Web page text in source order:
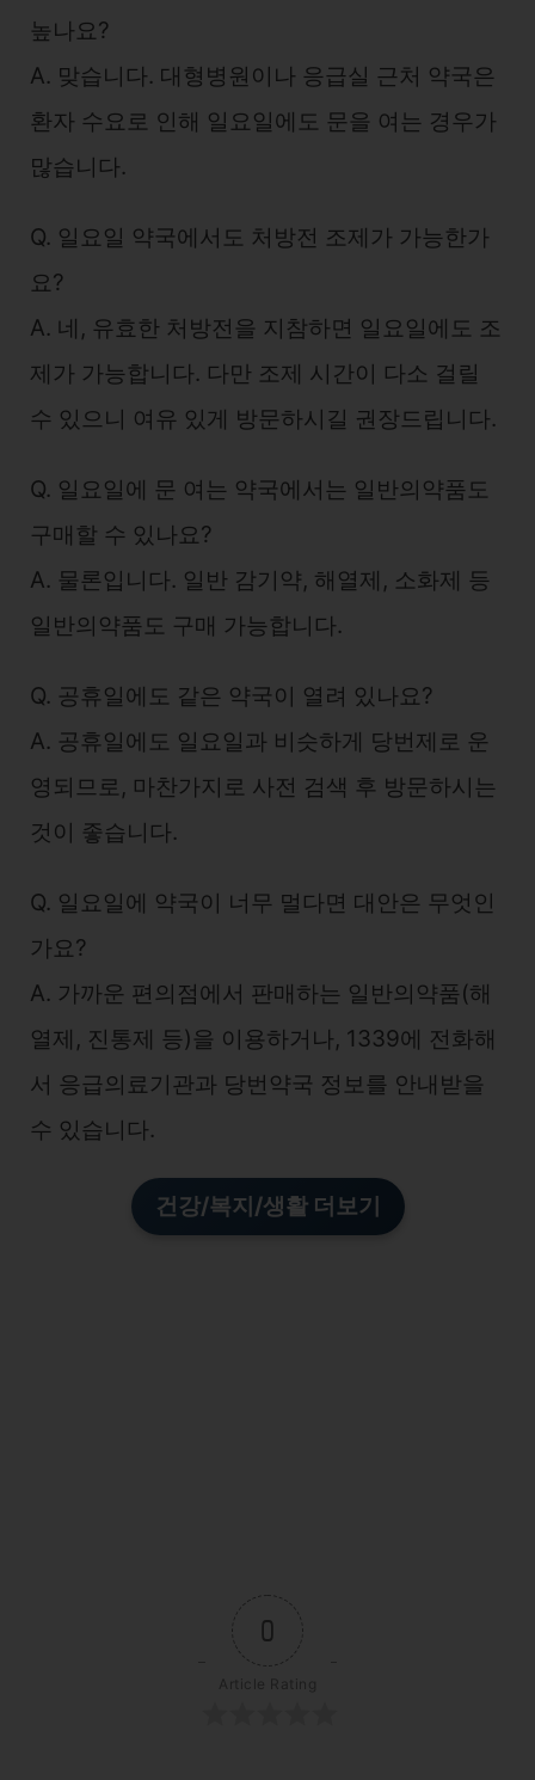
높나요?
A. 맞습니다. 대형병원이나 응급실 근처 약국은
환자 수요로 인해 일요일에도 문을 여는 경우가
많습니다.
Q. 일요일 약국에서도 처방전 조제가 가능한가
요?
A. 네, 유효한 처방전을 지참하면 일요일에도 조
제가 가능합니다. 다만 조제 시간이 다소 걸릴
수 있으니 여유 있게 방문하시길 권장드립니다.
Q. 일요일에 문 여는 약국에서는 일반의약품도
구매할 수 있나요?
A. 물론입니다. 일반 감기약, 해열제, 소화제 등
일반의약품도 구매 가능합니다.
Q. 공휴일에도 같은 약국이 열려 있나요?
A. 공휴일에도 일요일과 비슷하게 당번제로 운
영되므로, 마찬가지로 사전 검색 후 방문하시는
것이 좋습니다.
Q. 일요일에 약국이 너무 멀다면 대안은 무엇인
가요?
A. 가까운 편의점에서 판매하는 일반의약품(해
열제, 진통제 등)을 이용하거나, 1339에 전화해
서 응급의료기관과 당번약국 정보를 안내받을
수 있습니다.
건강/복지/생활 더보기
0
Article Rating